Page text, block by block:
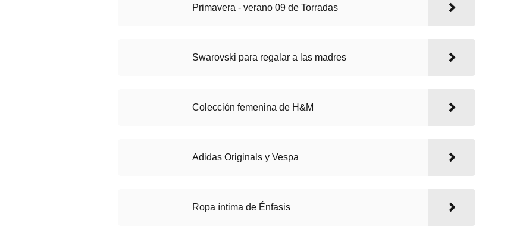
Primavera - verano 09 de Torradas
Swarovski para regalar a las madres
Colección femenina de H&M
Adidas Originals y Vespa
Ropa íntima de Énfasis